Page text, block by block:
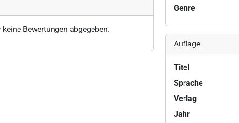
keine Bewertungen abgegeben.
Genre
Auflage
Titel
Sprache
Verlag
Jahr